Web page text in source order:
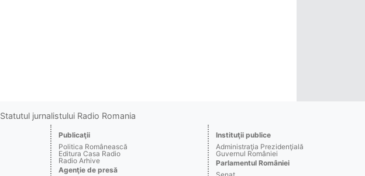
Statutul jurnalistului Radio Romania
Publicaţii
Politica Românească
Editura Casa Radio
Radio Arhive
Agenţie de presă
Instituţii publice
Administraţia Prezidenţială
Guvernul României
Parlamentul României